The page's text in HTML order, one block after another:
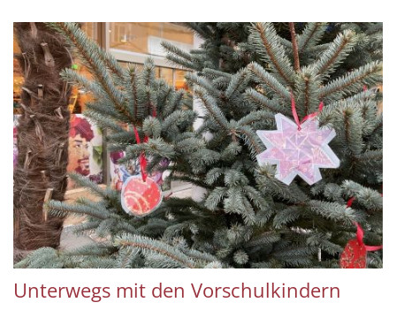
Unterwegs mit den Vorschulkindern